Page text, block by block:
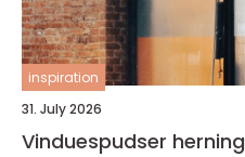
inspiration
31. July 2026
Vinduespudser herning sådan får du klare